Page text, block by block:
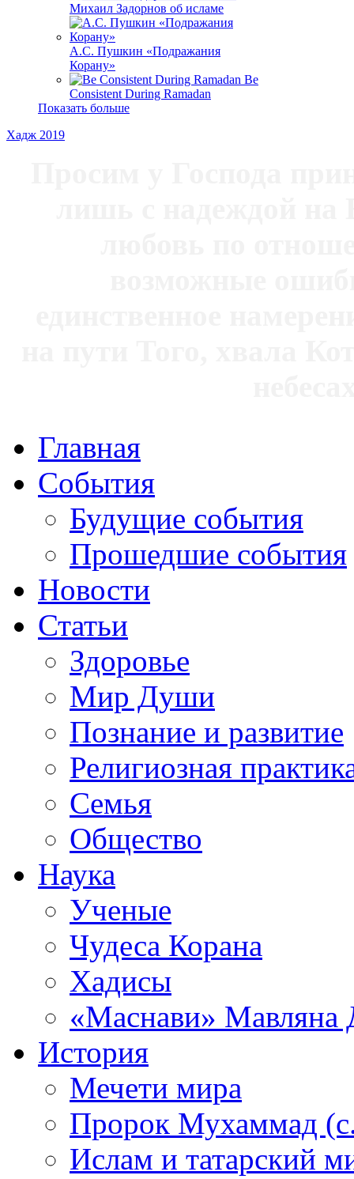
Михаил Задорнов об исламе
А.С. Пушкин «Подражания
Корану»
Be
Consistent During Ramadan
Показать больше
Хадж 2019
Главная
События
Будущие события
Прошедшие события
Новости
Статьи
Здоровье
Мир Души
Познание и развитие
Религиозная
Семья
Общество
Наука
Ученые
Чудеса Корана
Хадисы
«Маснави» Мавляна
История
Мечети мира
Пророк Мухаммад
Ислам и татарский